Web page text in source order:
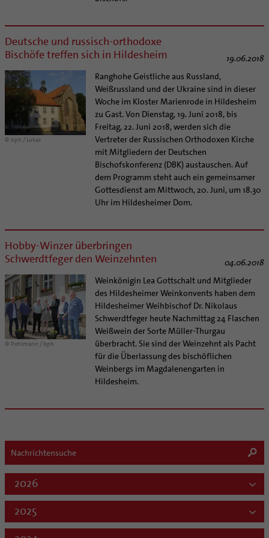
Kategoriale und Diakonale Seelsorge
Notfall
Schule
Gefängnisseelsorge
Segensorte
Aufbrüche in der Kirche
Ehrenamtliche
KirchenZeitung online
Verwaltungsbeauftragte / Verwaltungsleitungen in
Pfarrgemeinden
Deutsche und russisch-orthodoxe
Bischöfe treffen sich in Hildesheim
19.06.2018
© bph / Lukas
Ranghohe Geistliche aus Russland,
Weißrussland und der Ukraine sind in dieser
Woche im Kloster Marienrode in Hildesheim
zu Gast. Von Dienstag, 19. Juni 2018, bis
Freitag, 22. Juni 2018, werden sich die
Vertreter der Russischen Orthodoxen Kirche
mit Mitgliedern der Deutschen
Bischofskonferenz (DBK) austauschen. Auf
dem Programm steht auch ein gemeinsamer
Gottesdienst am Mittwoch, 20. Juni, um 18.30
Uhr im Hildesheimer Dom.
Hobby-Winzer überbringen
Schwerdtfeger den Weinzehnten
04.06.2018
© Pohlmann / bph
Weinkönigin Lea Gottschalt und Mitglieder
des Hildesheimer Weinkonvents haben dem
Hildesheimer Weihbischof Dr. Nikolaus
Schwerdtfeger heute Nachmittag 24 Flaschen
Weißwein der Sorte Müller-Thurgau
überbracht. Sie sind der Weinzehnt als Pacht
für die Überlassung des bischöflichen
Weinbergs im Magdalenengarten in
Hildesheim.
2026
2025